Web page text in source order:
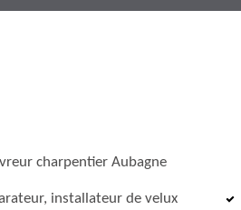
charpentier Aubagne
installateur de velux